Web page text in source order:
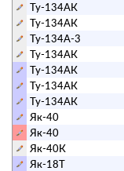
Ту-134АК
Ту-134АК
Ту-134А-3
Ту-134АК
Ту-134АК
Ту-134АК
Ту-134АК
Як-40
Як-40
Як-40К
Як-18Т